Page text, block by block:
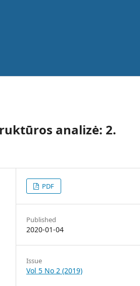
analizė: 2.
PDF
Published
2020-01-04
Issue
Vol 5 No 2 (2019)